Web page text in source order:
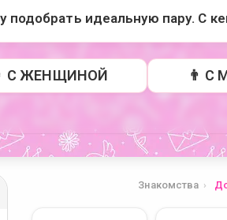
подобрать идеальную пару. С
С ЖЕНЩИНОЙ 👨 С
Знакомства